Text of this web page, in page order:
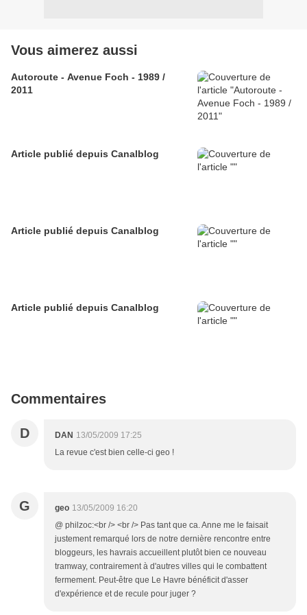
Vous aimerez aussi
Autoroute - Avenue Foch - 1989 /
2011
Article publié depuis Canalblog
Article publié depuis Canalblog
Article publié depuis Canalblog
Commentaires
D DAN 13/05/2009 17:25
La revue c'est bien celle-ci geo !
G geo 13/05/2009 16:20
@ philzoc:<br /> <br /> Pas tant que ca. Anne me le faisait
justement remarqué lors de notre dernière rencontre entre
bloggeurs, les havrais accueillent plutôt bien ce nouveau
tramway, contrairement à d'autres villes qui le combattent
fermement. Peut-être que Le Havre bénéficit d'asser
d'expérience et de recule pour juger ?